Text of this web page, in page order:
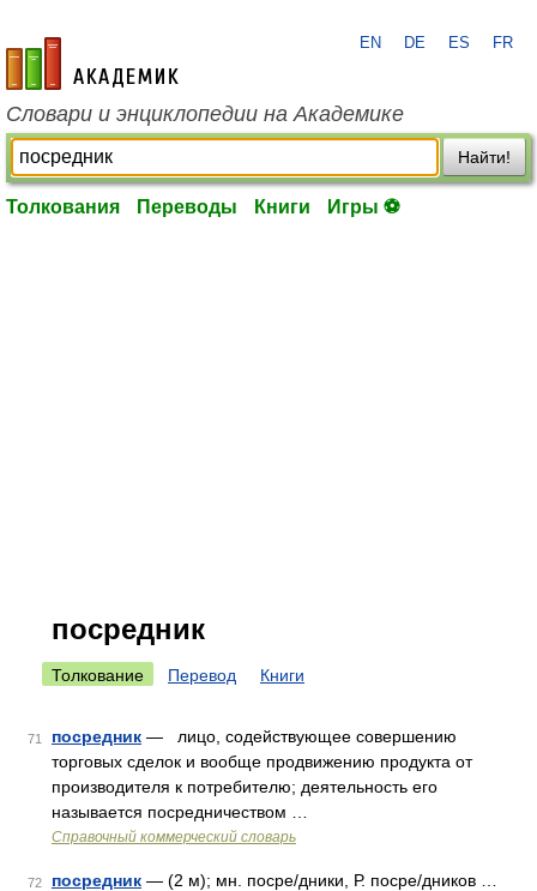
academic.ru
EN DE ES FR
Словари и энциклопедии на Академике
Найти!
Толкования Переводы Книги Игры ⚽
посредник
Толкование Перевод Книги
71 посредник — лицо, содействующее совершению
торговых сделок и вообще продвижению продукта от
производителя к потребителю; деятельность его
называется посредничеством …
Справочный коммерческий словарь
72 посредник — (2 м); мн. посре/дники, Р. посре/дников …